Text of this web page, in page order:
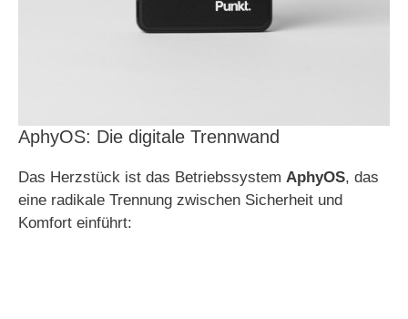
AphyOS: Die digitale Trennwand
Das Herzstück ist das Betriebssystem AphyOS, das
eine radikale Trennung zwischen Sicherheit und
Komfort einführt: